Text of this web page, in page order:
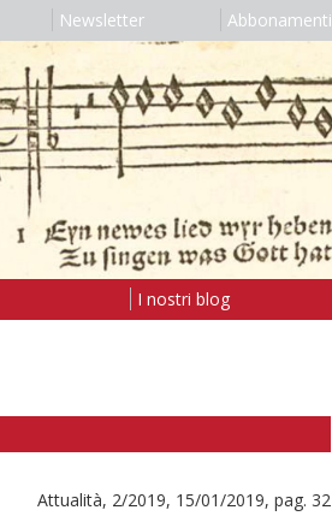
Newsletter Abbonamenti
I nostri blog
Attualità, 2/2019, 15/01/2019, pag. 32